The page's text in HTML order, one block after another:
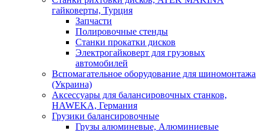
гайковерты, Турция
Запчасти
Полировочные стенды
Станки прокатки дисков
Электрогайковерт для грузовых
автомобилей
Вспомагательное оборудование для шиномонтажа
(Украина)
Аксессуары для балансировочных станков,
HAWEKA, Германия
Грузики балансировочные
Грузы алюминевые, Алюминиевые